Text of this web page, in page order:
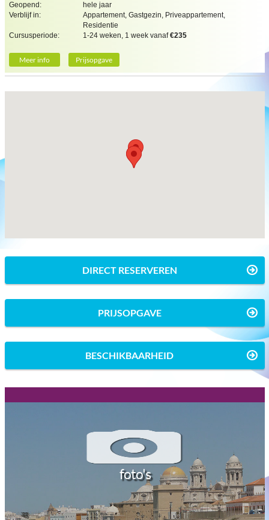
Geopend:
hele jaar
Verblijf in:
Appartement, Gastgezin, Priveappartement,
Residentie
Cursusperiode:
1-24 weken, 1 week vanaf€235
Meer info Prijsopgave
DIRECT RESERVEREN
PRIJSOPGAVE
BESCHIKBAARHEID
foto's